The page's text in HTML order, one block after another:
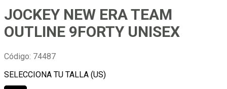
JOCKEY NEW ERA TEAM
OUTLINE 9FORTY UNISEX
Código: 74487